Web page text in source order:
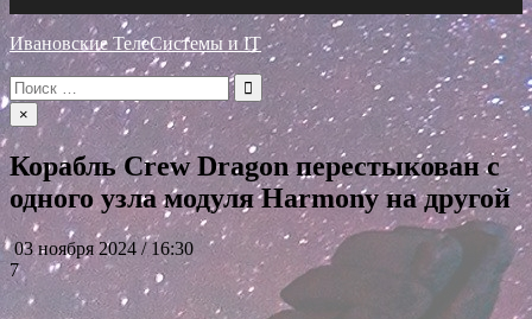
Ивановские ТелеСистемы и IT
Искать:
×
Корабль Crew Dragon перестыкован с
одного узла модуля Harmony на другой
03 ноября 2024 / 16:30
7